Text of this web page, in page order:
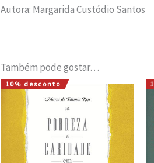
Autora: Margarida Custódio Santos
Também pode gostar…
10% desconto
O
preço
16,00 €.
O
preço
atual
é:
14,40 €.